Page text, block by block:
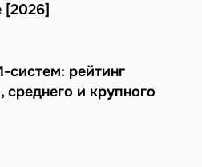
[2026]
систем: рейтинг
и крупного